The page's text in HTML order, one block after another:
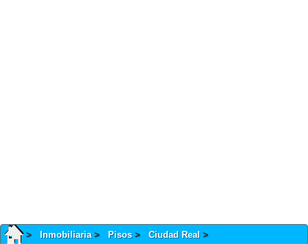
Inmobiliaria Pisos Ciudad Real